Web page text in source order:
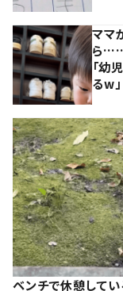
ママ
ら……
「幼
るw」
ベンチで休憩して